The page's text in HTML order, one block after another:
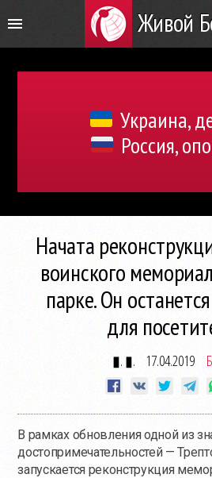
Живой
Украина,
Россия,
Начата
воинского
парке. Он
для
▮. ▮. 17.04.2019
В рамках обновления одной из
достопримечательностей —
запускается реконструкция